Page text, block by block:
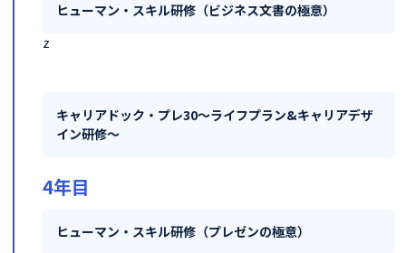
ヒューマン・スキル研修（ビジネス文書の極意）
z
キャリアドック・プレ30～ライフプラン&キャリアデザ
イン研修～
4年目
ヒューマン・スキル研修（プレゼンの極意）